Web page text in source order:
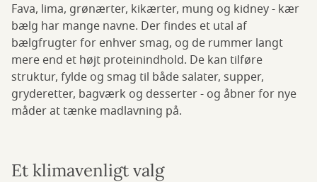
Fava, lima, grønærter, kikærter, mung og kidney - kær
bælg har mange navne. Der findes et utal af
bælgfrugter for enhver smag, og de rummer langt
mere end et højt proteinindhold. De kan tilføre
struktur, fylde og smag til både salater, supper,
gryderetter, bagværk og desserter - og åbner for nye
måder at tænke madlavning på.
Et klimavenligt valg